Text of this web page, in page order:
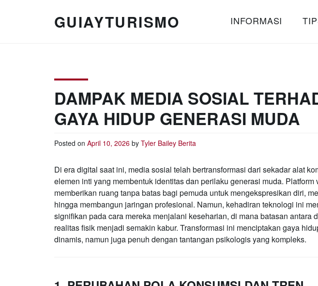
GUIAYTURISMO INFORMASI
DAMPAK MEDIA SOSIAL
GAYA HIDUP GENERASI MUDA
Posted on April 10, 2026 by Tyler Bailey Berita
Di era digital saat ini, media sosial telah bertransformasi dari sekadar alat
elemen inti yang membentuk identitas dan perilaku generasi muda. Platform
memberikan ruang tanpa batas bagi pemuda untuk mengekspresikan diri,
hingga membangun jaringan profesional. Namun, kehadiran teknologi ini
signifikan pada cara mereka menjalani keseharian, di mana batasan antara
realitas fisik menjadi semakin kabur. Transformasi ini menciptakan gaya
dinamis, namun juga penuh dengan tantangan psikologis yang kompleks.